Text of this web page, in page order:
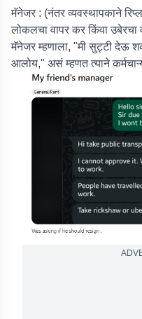
मॅनेजर : (नंतर व्यवस्थापकाने
लोकलचा वापर कर किंवा
मॅनेजर म्हणाला, "मी सुट्टी देऊ
आलोय," असं म्हणत त्याने